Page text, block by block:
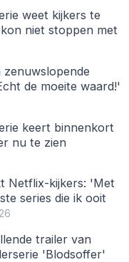
weet kijkers te
niet stoppen met
zenuwslopende
de moeite waard!'
keert binnenkort
nu te zien
Netflix-kijkers: 'Met
series die ik ooit
trailer van
'Blodsoffer'